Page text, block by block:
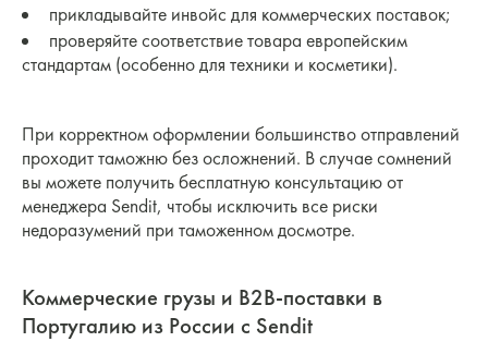
прикладывайте инвойс для коммерческих поставок;
проверяйте соответствие товара европейским
стандартам (особенно для техники и косметики).
При корректном оформлении большинство отправлений
проходит таможню без осложнений. В случае сомнений
вы можете получить бесплатную консультацию от
менеджера Sendit, чтобы исключить все риски
недоразумений при таможенном досмотре.
Коммерческие грузы и B2B-поставки в
Португалию из России с Sendit